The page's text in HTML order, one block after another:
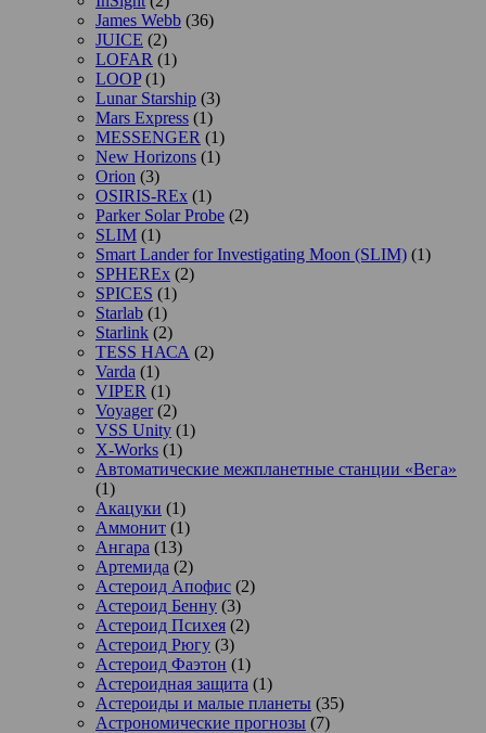
James Webb (36)
JUICE (2)
LOFAR (1)
LOOP(1)
Lunar Starship (3)
Mars Express (1)
MESSENGER (1)
New Horizons (1)
Orion (3)
OSIRIS-REx (1)
Parker Solar Probe (2)
SLIM (1)
Smart Lander for Investigating Moon (SLIM) (1)
SPHEREx (2)
SPICES (1)
Starlab (1)
Starlink (2)
TESS НАСА (2)
Varda (1)
VIPER (1)
Voyager(2)
VSS Unity (1)
X-Works (1)
Автоматические межпланетные станции «Вега»
(1)
Акацуки (1)
Аммонит (1)
Ангара (13)
Артемида (2)
Астероид Апофис (2)
Астероид Бенну (3)
Астероид Психея (2)
Астероид Рюгу (3)
Астероид Фаэтон (1)
Астероидная защита (1)
Астероиды и малые планеты (35)
Астрономические прогнозы (7)